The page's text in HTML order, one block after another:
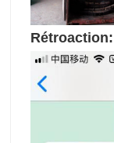
Rétroaction: